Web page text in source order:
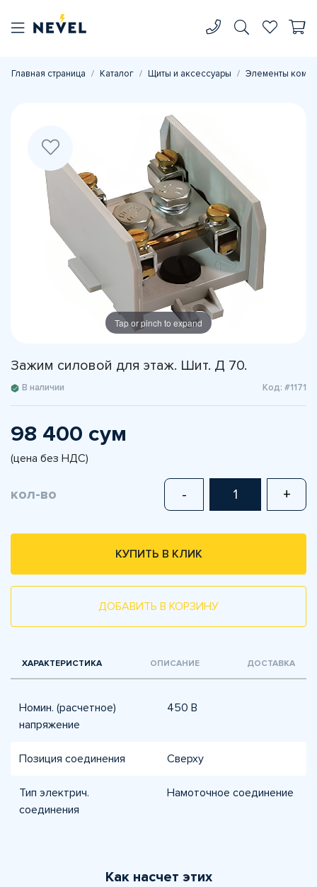
Главная страница Каталог Щиты и аксессуары Элементы
Tap or pinch to expand
Зажим силовой для этаж. Шит. Д 70.
В наличии Код: #1171
98 400 сум
(цена без НДС)
кол-во - +
КУПИТЬ В КЛИК
ДОБАВИТЬ В КОРЗИНУ
ХАРАКТЕРИСТИКА ОПИСАНИЕ ДОСТАВКА
Номин. (расчетное)
напряжение
450 В
Позиция соединения Сверху
Тип электрич.
соединения
Намоточное соединение
Как насчет этих